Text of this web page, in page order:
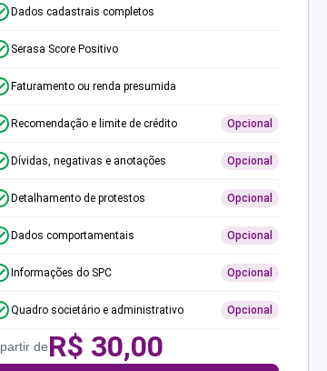
Dados cadastrais completos
Serasa Score Positivo
Faturamento ou renda presumida
Recomendação e limite de crédito Opcional
Dívidas, negativas e anotações Opcional
Detalhamento de protestos Opcional
Dados comportamentais Opcional
Informações do SPC Opcional
Quadro societário e administrativo Opcional
deR$ 30,00